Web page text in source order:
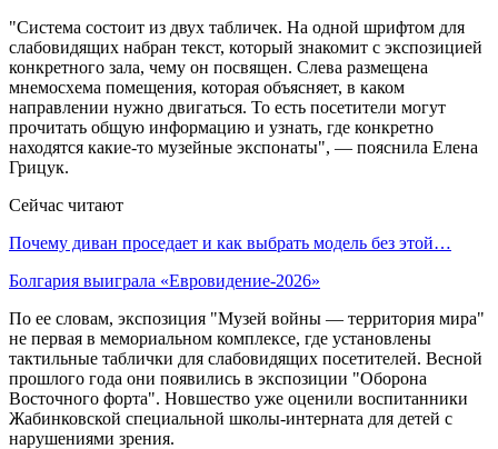
"Система состоит из двух табличек. На одной шрифтом для
слабовидящих набран текст, который знакомит с экспозицией
конкретного зала, чему он посвящен. Слева размещена
мнемосхема помещения, которая объясняет, в каком
направлении нужно двигаться. То есть посетители могут
прочитать общую информацию и узнать, где конкретно
находятся какие-то музейные экспонаты", — пояснила Елена
Грицук.
Сейчас читают
Почему диван проседает и как выбрать модель без этой…
Болгария выиграла «Евровидение-2026»
По ее словам, экспозиция "Музей войны — территория мира"
не первая в мемориальном комплексе, где установлены
тактильные таблички для слабовидящих посетителей. Весной
прошлого года они появились в экспозиции "Оборона
Восточного форта". Новшество уже оценили воспитанники
Жабинковской специальной школы-интерната для детей с
нарушениями зрения.